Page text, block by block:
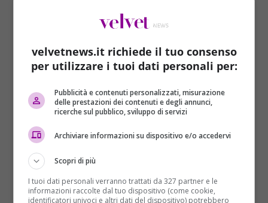
VERGINE
dominare gli eventi. Soprattutto in
campo sentimentale la tranquillità che
vostra dolce metà. Peccato che la stessa calma non ci
sia anche a livello lavorativo…
BILANCIA
nelle scelte più difficili da fare. Non
dovete avere paura di proporre nuove
idee e nuovi progetti. L’audacia vi accompagnerà nei
velvetnews.it richiede il tuo consenso
per utilizzare i tuoi dati personali per:
Pubblicità e contenuti personalizzati, misurazione
delle prestazioni dei contenuti e degli annunci,
ricerche sul pubblico, sviluppo di servizi
Archiviare informazioni su dispositivo e/o accedervi
Scopri di più
I tuoi dati personali verranno trattati da 327 partner e le
informazioni raccolte dal tuo dispositivo (come cookie,
identificatori univoci e altri dati del dispositivo) potrebbero